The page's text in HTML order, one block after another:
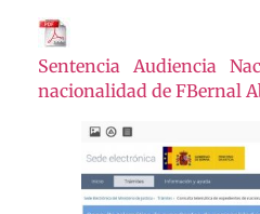
Sentencia Audiencia
nacionalidad de FBernal